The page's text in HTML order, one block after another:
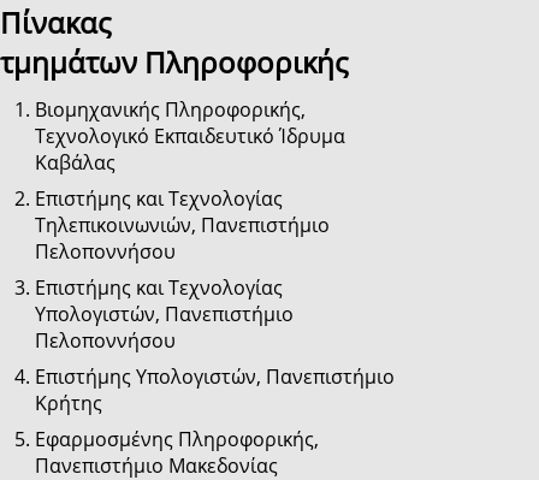
Πίνακας
τμημάτων Πληροφορικής
Βιομηχανικής Πληροφορικής,
Τεχνολογικό Εκπαιδευτικό Ίδρυμα
Καβάλας
Επιστήμης και Τεχνολογίας
Τηλεπικοινωνιών, Πανεπιστήμιο
Πελοποννήσου
Επιστήμης και Τεχνολογίας
Υπολογιστών, Πανεπιστήμιο
Πελοποννήσου
Επιστήμης Υπολογιστών, Πανεπιστήμιο
Κρήτης
Εφαρμοσμένης Πληροφορικής,
Πανεπιστήμιο Μακεδονίας